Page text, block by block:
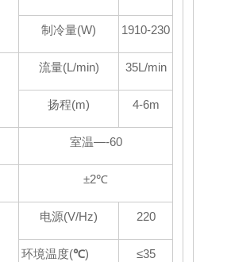
制冷量(W) 1910-230
流量(L/min) 35L /min
扬程(m) 4-6m
室温—-60
±2℃
电源(V/Hz) 220
环境温度(℃) ≤35